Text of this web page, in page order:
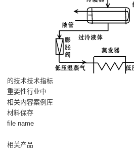
的技术技术指标
重要性行业中
相关内容案例库
材料保存
file name
相关产品